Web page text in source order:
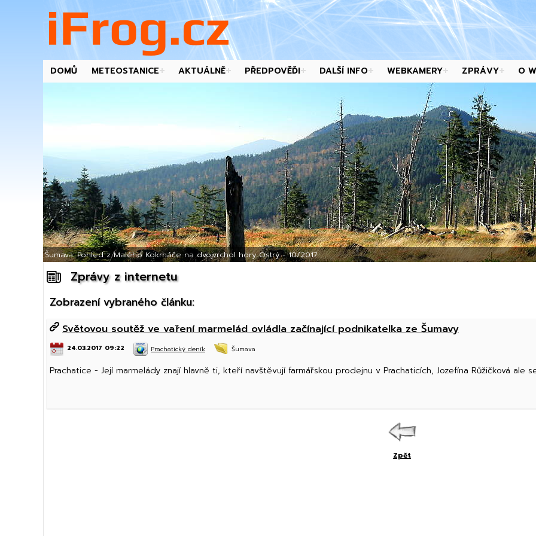
DOMŮ METEOSTANICE AKTUÁLNĚ PŘEDPOVĚĎI DALŠÍ INFO WEBKAMERY ZPRÁVY O
Šumava: Pohled z Malého Kokrháče na dvojvrchol hory Ostrý - 10/2017
Zprávy z internetu
Zobrazení vybraného článku:
Světovou soutěž ve vaření marmelád ovládla začínající podnikatelka ze Šumavy
24.03.2017 09:22 Prachatický deník Šumava
Prachatice - Její marmelády znají hlavně ti, kteří navštěvují farmářskou prodejnu v Prachaticích, Jozefína Růžičková ale
Zpět